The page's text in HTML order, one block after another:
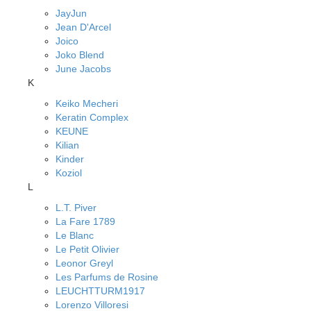
JayJun
Jean D'Arcel
Joico
Joko Blend
June Jacobs
K
Keiko Mecheri
Keratin Complex
KEUNE
Kilian
Kinder
Koziol
L
L.T. Piver
La Fare 1789
Le Blanc
Le Petit Olivier
Leonor Greyl
Les Parfums de Rosine
LEUCHTTURM1917
Lorenzo Villoresi